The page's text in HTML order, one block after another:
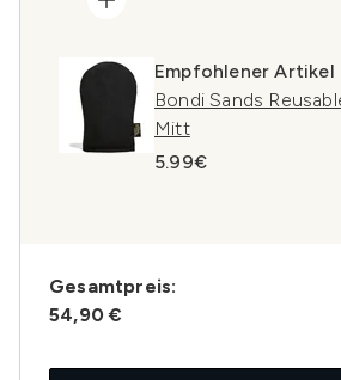
Empfohlener Artikel
Bondi Sands
Mitt
5.99€
Gesamtpreis:
54,90 €